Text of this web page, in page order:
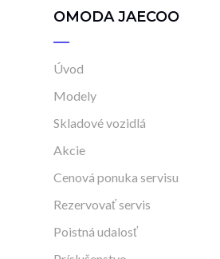
OMODA JAECOO
Úvod
Modely
Skladové vozidlá
Akcie
Cenová ponuka servisu
Rezervovať servis
Poistná udalosť